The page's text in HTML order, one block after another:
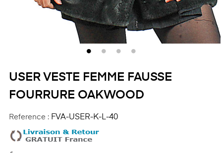
USER VESTE FEMME FAUSSE
FOURRURE OAKWOOD
Reference : FVA-USER-K-L-40